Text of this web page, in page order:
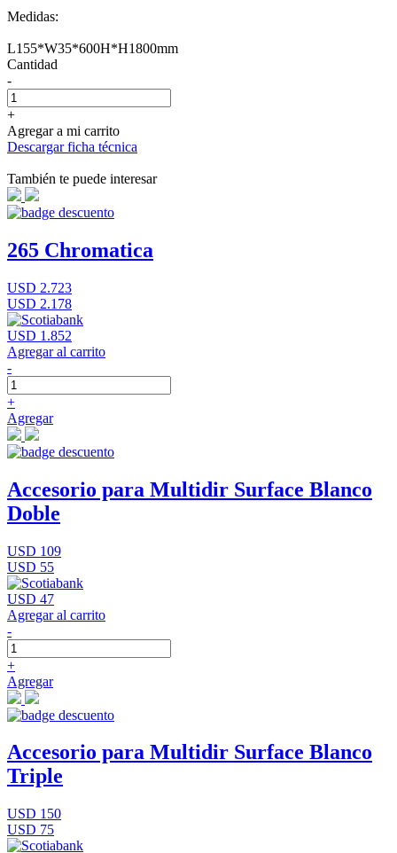
Medidas:
L155*W35*600H*H1800mm
Cantidad
-
+
Agregar a mi carrito
Descargar ficha técnica
También te puede interesar
265 Chromatica
USD 2.723
USD 2.178
USD 1.852
Agregar al carrito
-
+
Agregar
Accesorio para Multidir Surface Blanco
Doble
USD 109
USD 55
USD 47
Agregar al carrito
-
+
Agregar
Accesorio para Multidir Surface Blanco
Triple
USD 150
USD 75